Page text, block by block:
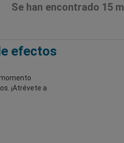
Se han encontrado 15
efectos
¡Atrévete a